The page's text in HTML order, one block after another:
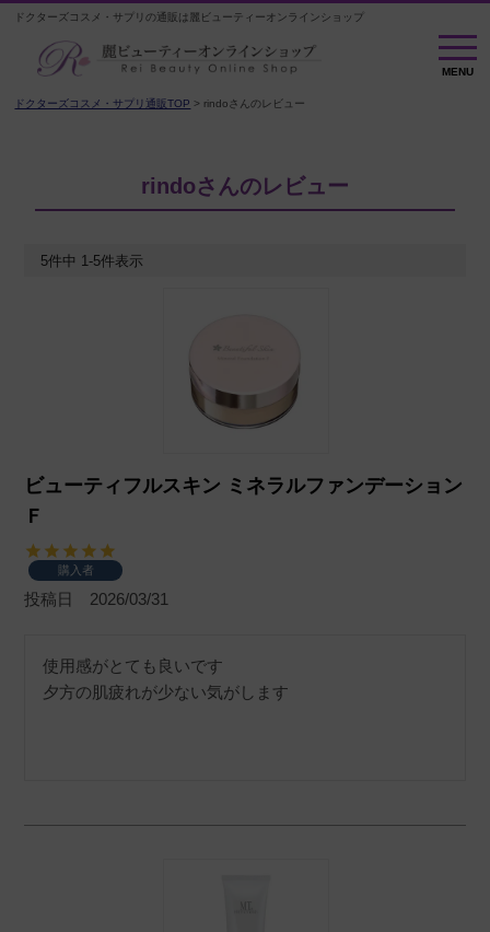
ドクターズコスメ・サプリの通販は麗ビューティーオンラインショップ
MENU
MENU
ドクターズコスメ・サプリ通販TOP rindoさんのレビュー
rindoさんのレビュー
5件中 1-5件表示
ビューティフルスキン ミネラルファンデーション
Ｆ
購入者
投稿日 2026/03/31
使用感がとても良いです
夕方の肌疲れが少ない気がします